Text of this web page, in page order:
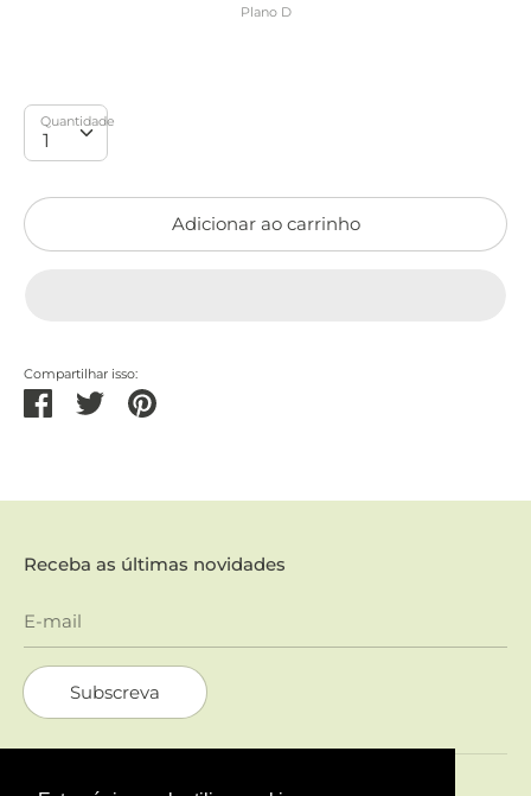
Plano D
Quantidade
Quantidade
Adicionar ao carrinho
Compartilhar isso:
PartilharTweetarPinterest
Receba as últimas novidades
E-mail
Subscreva